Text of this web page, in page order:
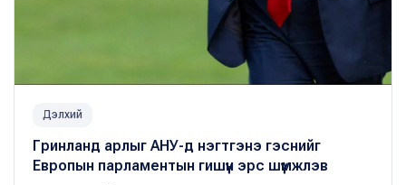
Дэлхий
Гринланд арлыг АНУ-д нэгтгэнэ гэснийг
Европын парламентын гишүүн эрс шүүмжлэв